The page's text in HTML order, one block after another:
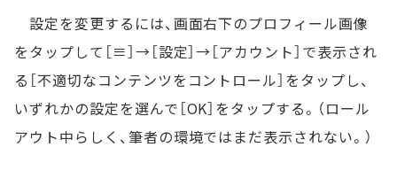
設定を変更するには、画面右下のプロフィール画像
をタップして［≡］→［設定］→［アカウント］で表示され
る［不適切なコンテンツをコントロール］をタップし、
いずれかの設定を選んで［OK］をタップする。（ロール
アウト中らしく、筆者の環境ではまだ表示されない。）